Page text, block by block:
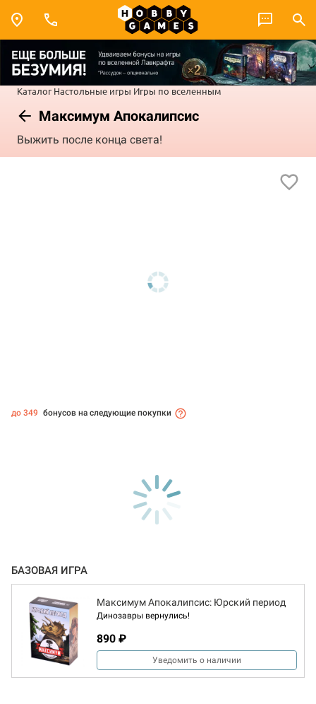
Каталог Настольные игры Игры по вселенным
Максимум Апокалипсис
Выжить после конца света!
до 349 бонусов на следующие покупки
БАЗОВАЯ ИГРА
Максимум Апокалипсис: Юрский период
Динозавры вернулись!
890 ₽
Уведомить о наличии